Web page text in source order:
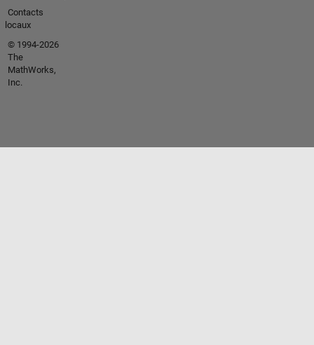
Contacts
locaux
© 1994-2026
The
MathWorks,
Inc.